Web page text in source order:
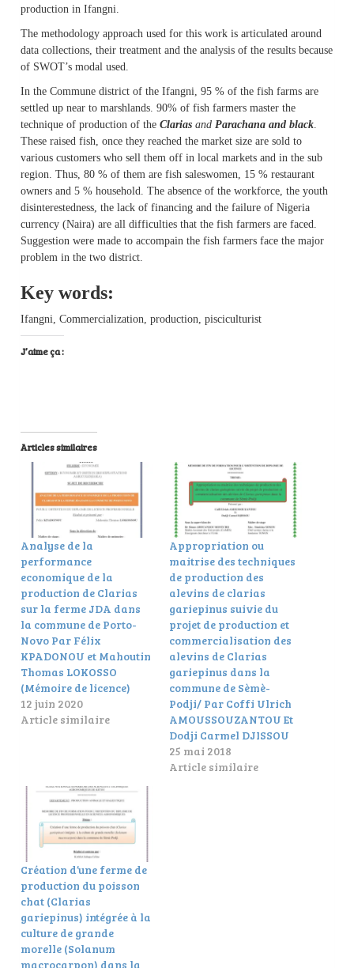
production in Ifangni.
The methodology approach used for this work is articulated around
data collections, their treatment and the analysis of the results because
of SWOT’s modal used.
In the Commune district of the Ifangni, 95 % of the fish farms are
settled up near to marshlands. 90% of fish farmers master the
technique of production of the Clarias and Parachana and black.
These raised fish, once they reached the market size are sold to
various customers who sell them off in local markets and in the sub
region. Thus, 80 % of them are fish saleswomen, 15 % restaurant
owners and 5 % household. The absence of the workforce, the youth
disinterestedness, the lack of financing and the failure of Nigeria
currency (Naira) are all difficulties that the fish farmers are faced.
Suggestion were made to accompain the fish farmers face the major
problem in the two district.
Key words:
Ifangni, Commercialization, production, pisciculturist
J’aime ça :
Articles similaires
Analyse de la
performance
economique de la
production de Clarias
sur la ferme JDA dans
la commune de Porto-
Novo Par Félix
KPADONOU et Mahoutin
Thomas LOKOSSO
(Mémoire de licence)
12 juin 2020
Article similaire
Appropriation ou
maitrise des techniques
de production des
alevins de clarias
gariepinus suivie du
projet de production et
commercialisation des
alevins de Clarias
gariepinus dans la
commune de Sèmè-
Podji/ Par Coffi Ulrich
AMOUSSOUZANTOU Et
Dodji Carmel DJISSOU
25 mai 2018
Article similaire
Création d’une ferme de
production du poisson
chat (Clarias
gariepinus) intégrée à la
culture de grande
morelle (Solanum
macrocarpon) dans la